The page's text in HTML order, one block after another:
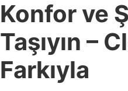
Konfor ve
Taşıyın –
Farkıyla